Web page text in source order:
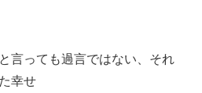
言っても過言ではない、それ
幸せ